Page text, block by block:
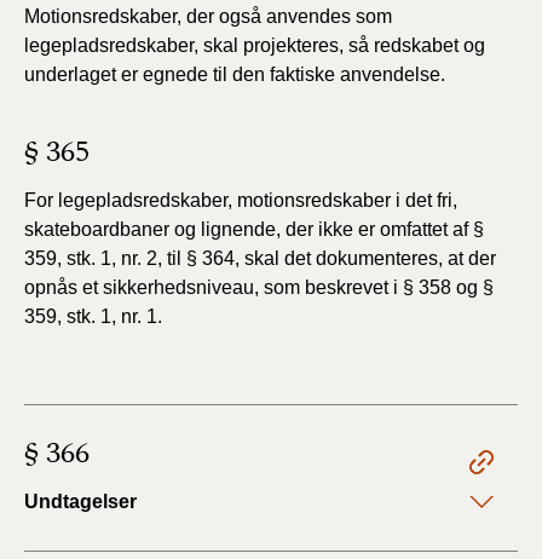
Motionsredskaber, der også anvendes som
legepladsredskaber, skal projekteres, så redskabet og
underlaget er egnede til den faktiske anvendelse.
§ 365
For legepladsredskaber, motionsredskaber i det fri,
skateboardbaner og lignende, der ikke er omfattet af §
359, stk. 1, nr. 2, til § 364, skal det dokumenteres, at der
opnås et sikkerhedsniveau, som beskrevet i § 358 og §
359, stk. 1, nr. 1.
§ 366
Undtagelser